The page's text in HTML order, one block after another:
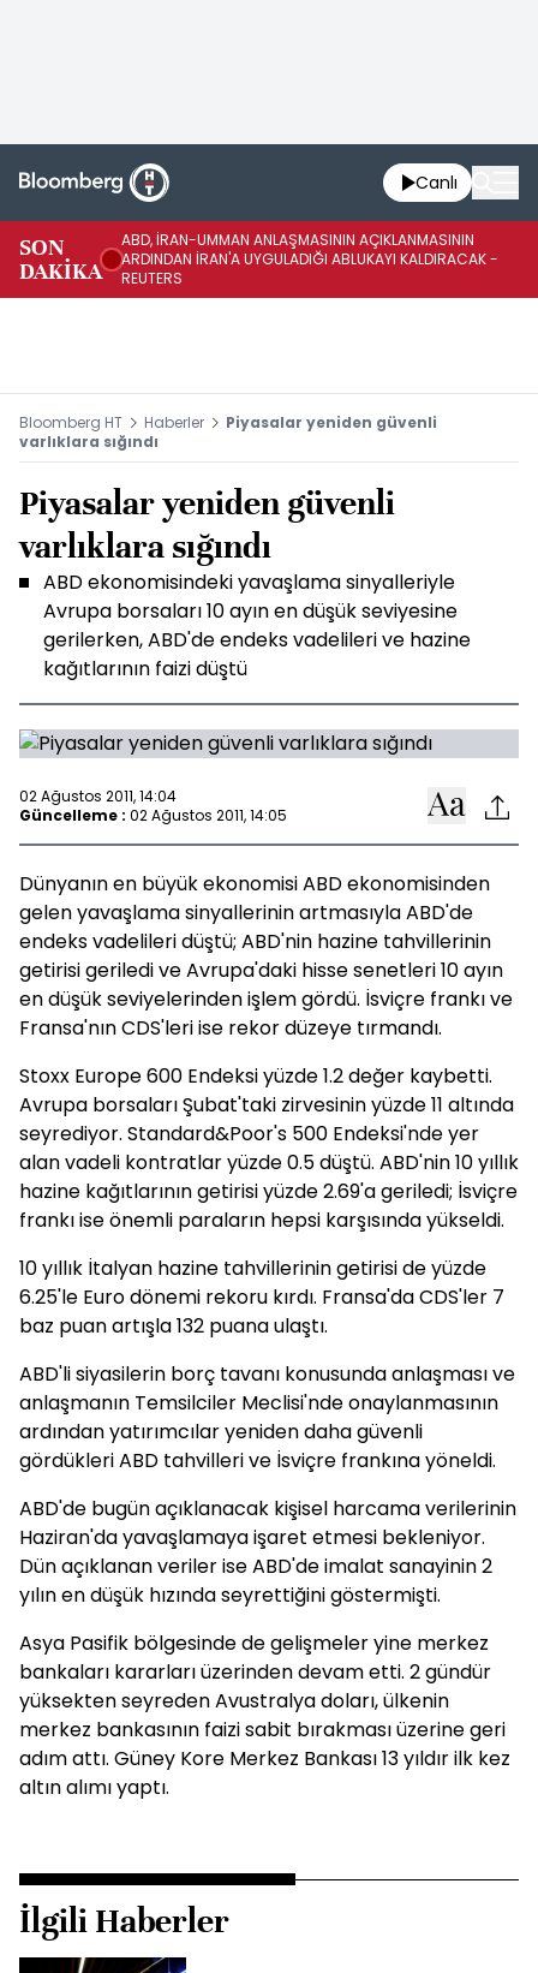
Canlı
SON
DAKİKA
ABD, İRAN-UMMAN ANLAŞMASININ AÇIKLANMASININ
ARDINDAN İRAN'A UYGULADIĞI ABLUKAYI KALDIRACAK -
REUTERS
Bloomberg HT Haberler
Piyasalar yeniden güvenli
varlıklara sığındı
Piyasalar yeniden güvenli
varlıklara sığındı
ABD ekonomisindeki yavaşlama sinyalleriyle
Avrupa borsaları 10 ayın en düşük seviyesine
gerilerken, ABD'de endeks vadelileri ve hazine
kağıtlarının faizi düştü
02 Ağustos 2011, 14:04
Güncelleme : 02 Ağustos 2011, 14:05
Dünyanın en büyük ekonomisi ABD ekonomisinden
gelen yavaşlama sinyallerinin artmasıyla ABD'de
endeks vadelileri düştü; ABD'nin hazine tahvillerinin
getirisi geriledi ve Avrupa'daki hisse senetleri 10 ayın
en düşük seviyelerinden işlem gördü. İsviçre frankı ve
Fransa'nın CDS'leri ise rekor düzeye tırmandı.
Stoxx Europe 600 Endeksi yüzde 1.2 değer kaybetti.
Avrupa borsaları Şubat'taki zirvesinin yüzde 11 altında
seyrediyor. Standard&Poor's 500 Endeksi'nde yer
alan vadeli kontratlar yüzde 0.5 düştü. ABD'nin 10 yıllık
hazine kağıtlarının getirisi yüzde 2.69'a geriledi; İsviçre
frankı ise önemli paraların hepsi karşısında yükseldi.
10 yıllık İtalyan hazine tahvillerinin getirisi de yüzde
6.25'le Euro dönemi rekoru kırdı. Fransa'da CDS'ler 7
baz puan artışla 132 puana ulaştı.
ABD'li siyasilerin borç tavanı konusunda anlaşması ve
anlaşmanın Temsilciler Meclisi'nde onaylanmasının
ardından yatırımcılar yeniden daha güvenli
gördükleri ABD tahvilleri ve İsviçre frankına yöneldi.
ABD'de bugün açıklanacak kişisel harcama verilerinin
Haziran'da yavaşlamaya işaret etmesi bekleniyor.
Dün açıklanan veriler ise ABD'de imalat sanayinin 2
yılın en düşük hızında seyrettiğini göstermişti.
Asya Pasifik bölgesinde de gelişmeler yine merkez
bankaları kararları üzerinden devam etti. 2 gündür
yüksekten seyreden Avustralya doları, ülkenin
merkez bankasının faizi sabit bırakması üzerine geri
adım attı. Güney Kore Merkez Bankası 13 yıldır ilk kez
altın alımı yaptı.
İlgili Haberler